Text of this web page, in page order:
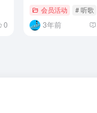
0
会员活动 # 听歌
3年前